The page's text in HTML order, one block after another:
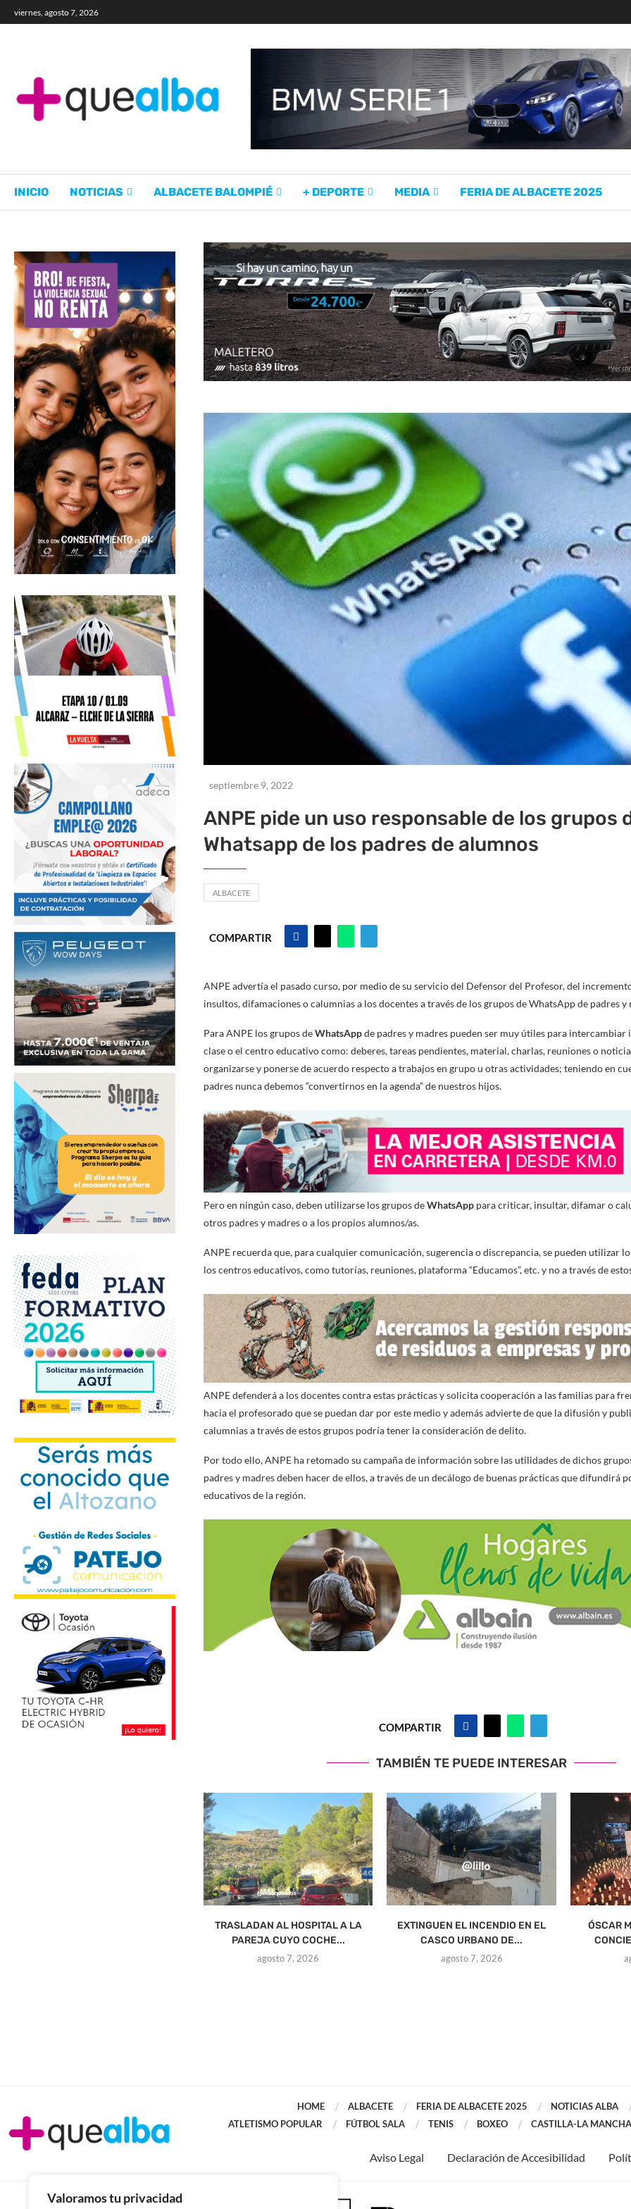
Valoramos tu privacidad
viernes, agosto 7, 2026
INICIO NOTICIAS ALBACETE BALOMPIÉ + DEPORTE MEDIA FERIA DE ALBACETE 2025
septiembre 9, 2022
ANPE pide un uso responsable de los grupos
Whatsapp de los padres de alumnos
ALBACETE
COMPARTIR
ANPE advertía el pasado curso, por medio de su servicio del Defensor del Profesor, del
insultos, difamaciones o calumnias a los docentes a través de los grupos de WhatsApp de padres y
Para ANPE los grupos deWhatsAppde padres y madres pueden ser muy útiles para
clase o el centro educativo como: deberes, tareas pendientes, material, charlas, reuniones o
organizarse y ponerse de acuerdo respecto a trabajos en grupo u otras actividades; teniendo en
padres nunca debemos “convertirnos en la agenda” de nuestros hijos.
Pero en ningún caso, deben utilizarse los grupos deWhatsApp para criticar, insultar, difamar o
otros padres y madres o a los propios alumnos/as.
ANPE recuerda que, para cualquier comunicación, sugerencia o discrepancia, se pueden utilizar
los centros educativos, como tutorías, reuniones, plataforma “Educamos”, etc. y no a través de
ANPE defenderá a los docentes contra estas prácticas y solicita cooperación a las familias para
hacia el profesorado que se puedan dar por este medio y además advierte de que la difusión y
calumnias a través de estos grupos podría tener la consideración de delito.
Por todo ello, ANPE ha retomado su campaña de información sobre las utilidades de dichos
padres y madres deben hacer de ellos, a través de un decálogo de buenas prácticas que difundirá
educativos de la región.
COMPARTIR
TAMBIÉN TE PUEDE INTERESAR
TRASLADAN AL HOSPITAL A LA
PAREJA CUYO COCHE...
agosto 7, 2026
EXTINGUEN EL INCENDIO EN EL
CASCO URBANO DE...
agosto 7, 2026
ÓSCAR
HOME ALBACETE FERIA DE ALBACETE 2025
NOTICIAS ALBA
ATLETISMO POPULAR
FÚTBOL SALA TENIS BOXEO CASTILLA-LA MANCHA
Aviso Legal Declaración de Accesibilidad